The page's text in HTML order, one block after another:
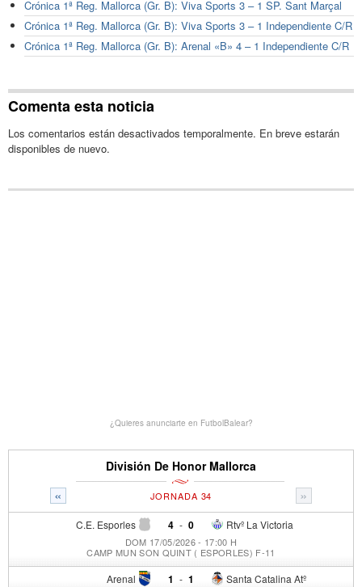
Crónica 1ª Reg. Mallorca (Gr. B): Viva Sports 3 – 1 SP. Sant Marçal
Crónica 1ª Reg. Mallorca (Gr. B): Viva Sports 3 – 1 Independiente C/R
Crónica 1ª Reg. Mallorca (Gr. B): Arenal «B» 4 – 1 Independiente C/R
Comenta esta noticia
Los comentarios están desactivados temporalmente. En breve estarán
disponibles de nuevo.
¿Quieres anunciarte en FutbolBalear?
División De Honor Mallorca
« »
JORNADA 34
C.E. Esporles 4 - Rtvº La Victoria
0
DOM 17/05/2026 - 17:00 H
CAMP MUN SON QUINT ( ESPORLES) F-11
Arenal 1 - Santa Catalina Atº
1